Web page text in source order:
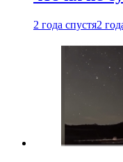
2 года спустя2